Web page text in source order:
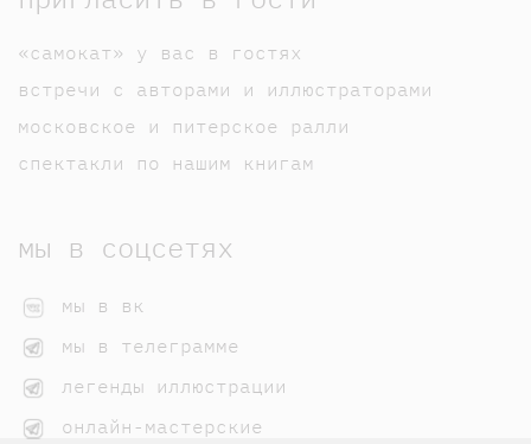
«самокат» у вас в гостях
встречи с авторами и иллюстраторами
московское и питерское ралли
спектакли по нашим книгам
мы в соцсетях
мы в вк
мы в телеграмме
легенды иллюстрации
онлайн-мастерские